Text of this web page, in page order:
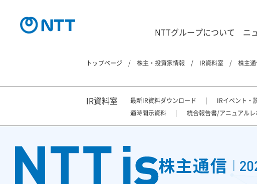
NTTグループについて ニ
トップページ 株主・投資家情報 IR資料室 株主通
IR資料室 最新IR資料ダウンロード IRイベント・
適時開示資料
統合報告書/アニュアルレ